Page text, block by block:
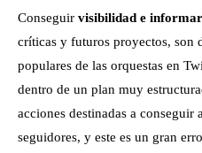
Conseguir visibilidad e
críticas y futuros proyectos, son
populares de las orquestas en
dentro de un plan muy
acciones destinadas a conseguir
seguidores, y este es un gran